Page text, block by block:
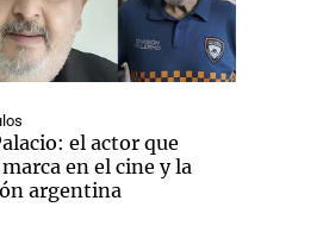
el actor que
en el cine y la
argentina